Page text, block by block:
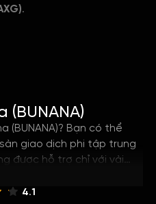
.
(BUNANA)? Bạn có thể
sàn giao dịch phi tập trung
được hỗ trợ chỉ với vài
sẽ giúp bạn nắm rõ
cũng như cách lưu trữ
4.1